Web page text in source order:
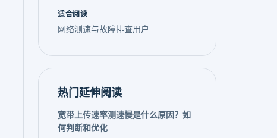
适合阅读
网络测速与故障排查用户
热门延伸阅读
宽带上传速率测速慢是什么原因？如
何判断和优化